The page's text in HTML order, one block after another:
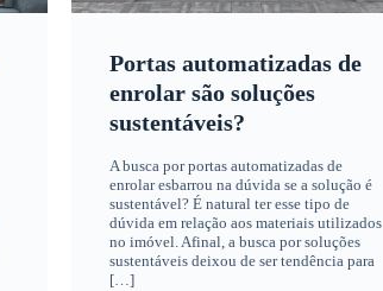
Portas automatizadas de
enrolar são soluções
sustentáveis?
A busca por portas automatizadas de
enrolar esbarrou na dúvida se a solução é
sustentável? É natural ter esse tipo de
dúvida em relação aos materiais utilizados
no imóvel. Afinal, a busca por soluções
sustentáveis deixou de ser tendência para
[…]